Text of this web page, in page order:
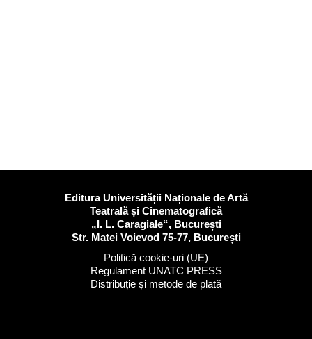
Editura Universității Naționale de Artă
Teatrală și Cinematografică
„I. L. Caragiale“, București
Str. Matei Voievod 75-77, București
Politică cookie-uri (UE)
Regulament UNATC PRESS
Distribuție și metode de plată